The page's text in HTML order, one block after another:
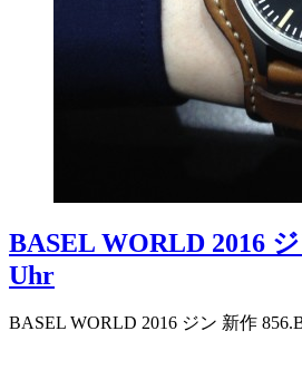
BASEL WORLD 2016
Uhr
BASEL WORLD 2016 ジン 新作